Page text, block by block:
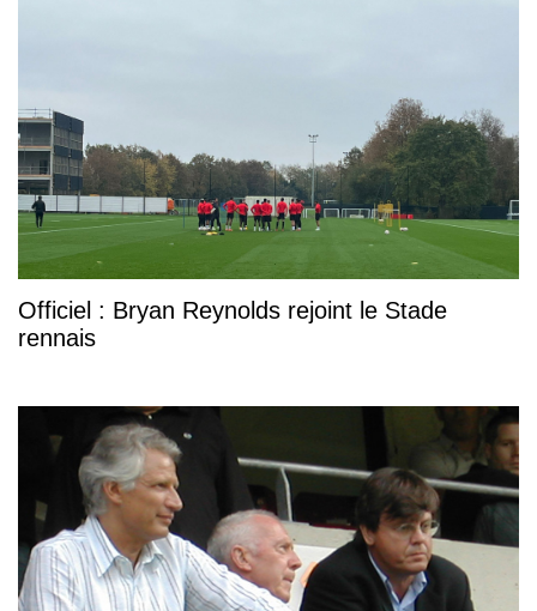
Officiel : Bryan Reynolds rejoint le Stade
rennais